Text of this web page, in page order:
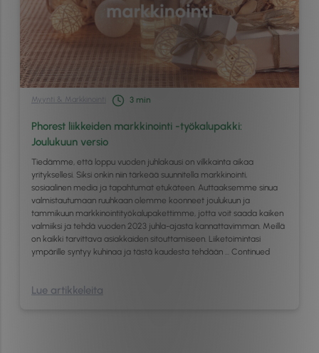
Myynti & Markkinointi 3 min
Phorest liikkeiden markkinointi -työkalupakki:
Joulukuun versio
Tiedämme, että loppu vuoden juhlakausi on vilkkainta aikaa
yrityksellesi. Siksi onkin niin tärkeää suunnitella markkinointi,
sosiaalinen media ja tapahtumat etukäteen. Auttaaksemme sinua
valmistautumaan ruuhkaan olemme koonneet joulukuun ja
tammikuun markkinointityökalupakettimme, jotta voit saada kaiken
valmiiksi ja tehdä vuoden 2023 juhla-ajasta kannattavimman. Meillä
on kaikki tarvittava asiakkaiden sitouttamiseen. Liiketoimintasi
ympärille syntyy kuhinaa ja tästä kaudesta tehdään … Continued
Lue artikkeleita